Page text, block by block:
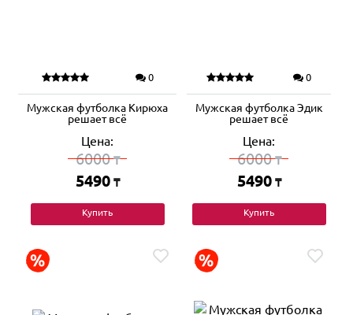
0
Мужская футболка Кирюха
решает всё
Цена:
6000₸
5490 ₸
Купить
0
Мужская футболка Эдик
решает всё
Цена:
6000₸
5490 ₸
Купить